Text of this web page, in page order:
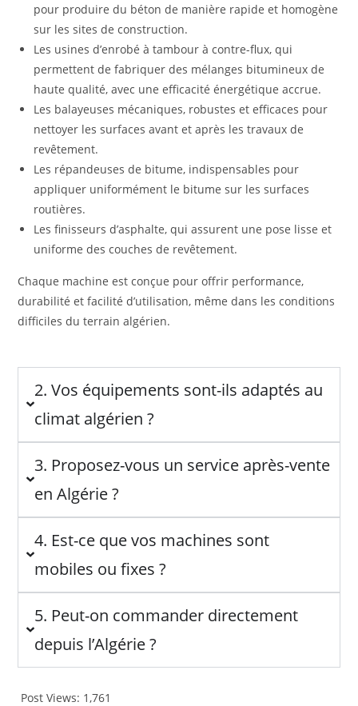
pour produire du béton de manière rapide et homogène
sur les sites de construction.
Les usines d’enrobé à tambour à contre-flux, qui
permettent de fabriquer des mélanges bitumineux de
haute qualité, avec une efficacité énergétique accrue.
Les balayeuses mécaniques, robustes et efficaces pour
nettoyer les surfaces avant et après les travaux de
revêtement.
Les répandeuses de bitume, indispensables pour
appliquer uniformément le bitume sur les surfaces
routières.
Les finisseurs d’asphalte, qui assurent une pose lisse et
uniforme des couches de revêtement.
Chaque machine est conçue pour offrir performance,
durabilité et facilité d’utilisation, même dans les conditions
difficiles du terrain algérien.
2. Vos équipements sont-ils adaptés au
climat algérien ?
3. Proposez-vous un service après-vente
en Algérie ?
4. Est-ce que vos machines sont
mobiles ou fixes ?
5. Peut-on commander directement
depuis l’Algérie ?
Post Views: 1,761